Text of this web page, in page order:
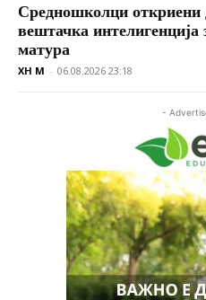
Средношколци откриени
вештачка
матура
XH M - 06.08.2026 23:18
-